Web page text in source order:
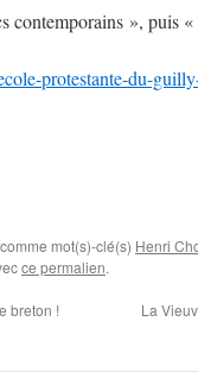
contemporains », puis
protestante-du-
mot(s)-clé(s) Henri
ce permalien.
breton !
La